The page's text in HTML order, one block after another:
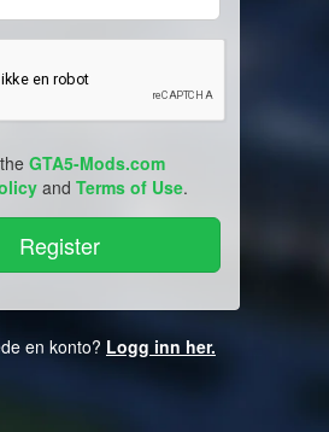
GTA5-Mods.com
and Terms of Use.
en konto? Logg inn her.